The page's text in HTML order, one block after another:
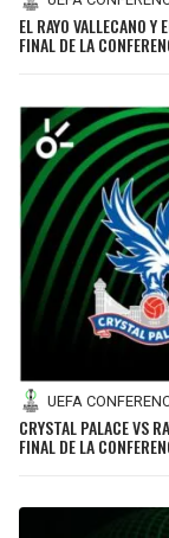
EL RAYO VALLECANO
FINAL DE LA
UEFA
CRYSTAL PALACE VS
FINAL DE LA